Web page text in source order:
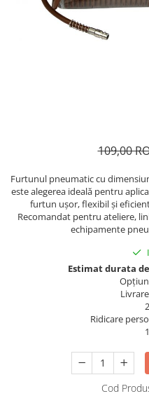
Navigatii Fiat
Navigatii Nissan
Navigatii Mazda
Navigatii Smart
Navigatii Chevrolet
Navigatii Jeep
Navigatii Land Rover
Navigatii Chrysler
109,00
Furtunul pneumatic cu
este alegerea ideală pentru
furtun ușor, flexibil și
Recomandat pentru ateliere,
echipamente
Estimat durata
Ridicare
Cod